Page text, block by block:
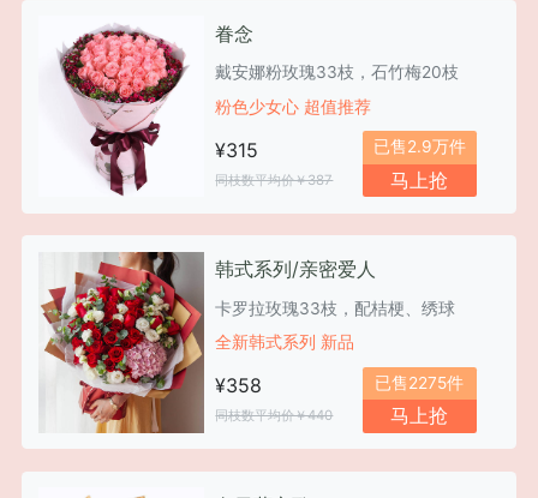
眷念
戴安娜粉玫瑰33枝，石竹梅20枝
粉色少女心 超值推荐
¥315
同枝数平均价￥387
已售2.9万件
马上抢
韩式系列/亲密爱人
卡罗拉玫瑰33枝，配桔梗、绣球
全新韩式系列 新品
¥358
同枝数平均价￥440
已售2275件
马上抢